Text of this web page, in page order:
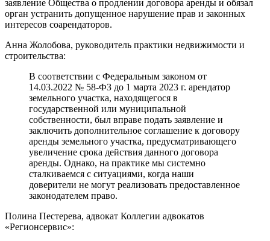
заявление Общества о продлении договора аренды и обязал
орган устранить допущенное нарушение прав и законных
интересов соарендаторов.
Анна Жолобова, руководитель практики недвижимости и
строительства:
В соответствии с Федеральным законом от
14.03.2022 № 58-ФЗ до 1 марта 2023 г. арендатор
земельного участка, находящегося в
государственной или муниципальной
собственности, был вправе подать заявление и
заключить дополнительное соглашение к договору
аренды земельного участка, предусматривающего
увеличение срока действия данного договора
аренды. Однако, на практике мы системно
сталкиваемся с ситуациями, когда наши
доверители не могут реализовать предоставленное
законодателем право.
Полина Пестерева, адвокат Коллегии адвокатов
«Регионсервис»: